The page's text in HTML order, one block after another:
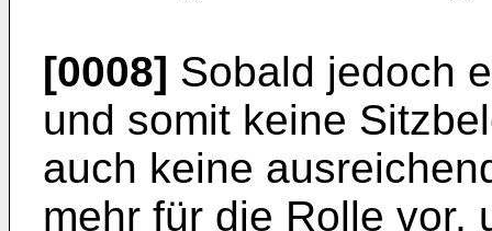
[0008] Sobald jedoch
und somit keine
auch keine
mehr für die Rolle vor,